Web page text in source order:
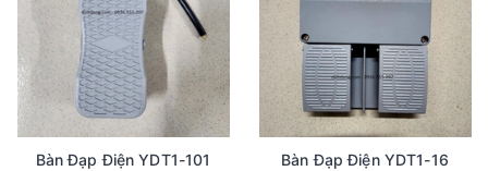
Bàn Đạp Điện YDT1-101 Bàn Đạp Điện YDT1-16